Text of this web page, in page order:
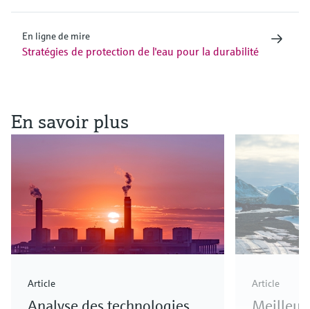
En ligne de mire
Stratégies de protection de l'eau pour la durabilité
En savoir plus
Article Article